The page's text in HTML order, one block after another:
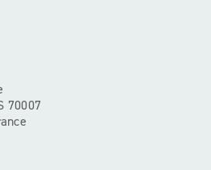
70007